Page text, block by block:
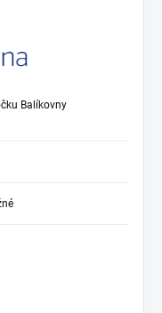
Balíkovny